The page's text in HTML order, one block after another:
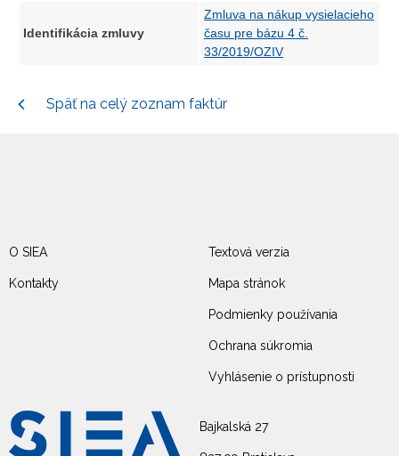
Identifikácia zmluvy
Zmluva na nákup vysielacieho
času pre bázu 4 č.
33/2019/OZIV
Späť na celý zoznam faktúr
Bajkalská 27
O SIEA
Kontakty
Textová verzia
Mapa stránok
Podmienky používania
Ochrana súkromia
Vyhlásenie o prístupnosti